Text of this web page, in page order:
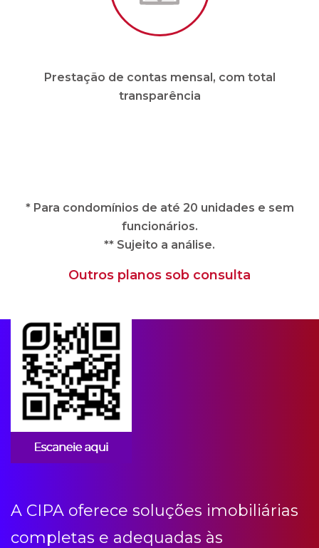
Prestação de contas mensal, com total
transparência
* Para condomínios de até 20 unidades e sem
funcionários.
** Sujeito a análise.
Outros planos sob consulta
A CIPA oferece soluções imobiliárias
completas e adequadas às